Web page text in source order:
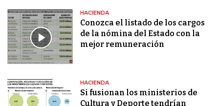
HACIENDA
Conozca el listado de los cargos
de la nómina del Estado con la
mejor remuneración
HACIENDA
Si fusionan los ministerios de
Cultura y Deporte tendrían